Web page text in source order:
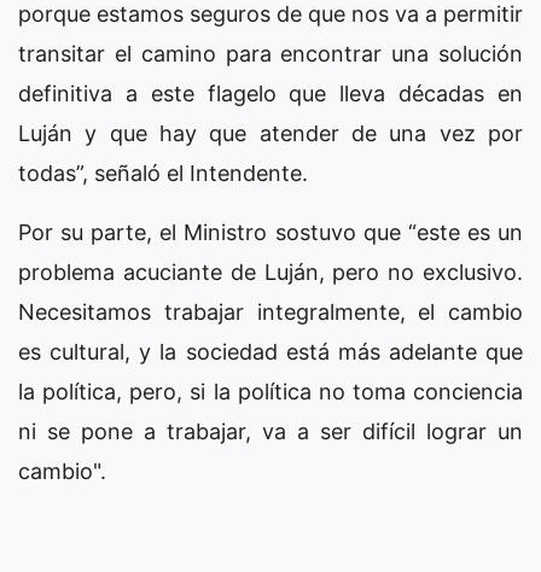
porque estamos seguros de que nos va a permitir
transitar el camino para encontrar una solución
definitiva a este flagelo que lleva décadas en
Luján y que hay que atender de una vez por
todas”, señaló el Intendente.
Por su parte, el Ministro sostuvo que “este es un
problema acuciante de Luján, pero no exclusivo.
Necesitamos trabajar integralmente, el cambio
es cultural, y la sociedad está más adelante que
la política, pero, si la política no toma conciencia
ni se pone a trabajar, va a ser difícil lograr un
cambio".